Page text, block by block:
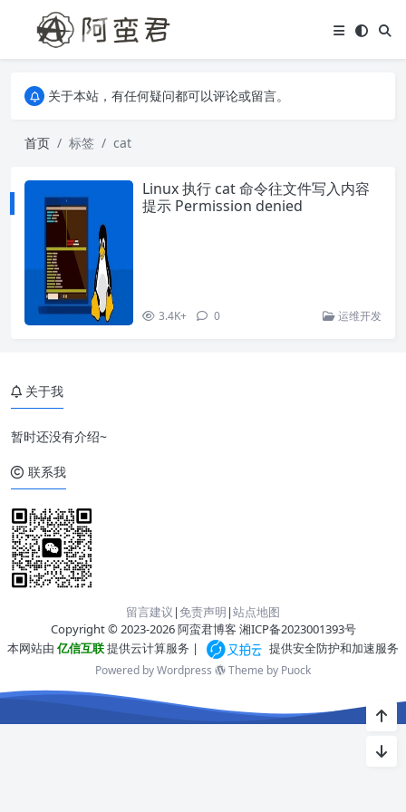
关于本站，有任何疑问都可以评论或留言。
关于本站，有任何疑问都可以评论或留言。
首页
标签 cat
Linux 执行 cat 命令往文件写入内容
提示 Permission denied
3.4K+ 0 运维开发
关于我
暂时还没有介绍~
联系我
留言建议 |免责声明 |站点地图
Copyright © 2023-2026 阿蛮君博客 湘ICP备2023001393号
本网站由 亿信互联提供云计算服务 | 提供安全防护和加速服务
Powered by Wordpress Theme by Puock